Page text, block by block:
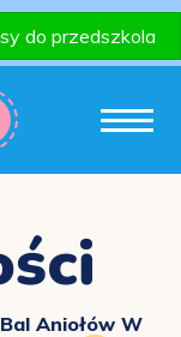
do przedszkola
Bal Aniołów W